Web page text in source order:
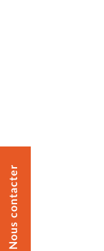
Nous contacter